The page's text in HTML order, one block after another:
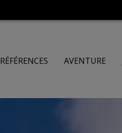
RÉFÉRENCES AVENTURE